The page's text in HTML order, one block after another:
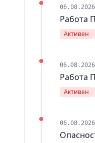
Работа
Активен
Работа
Активен